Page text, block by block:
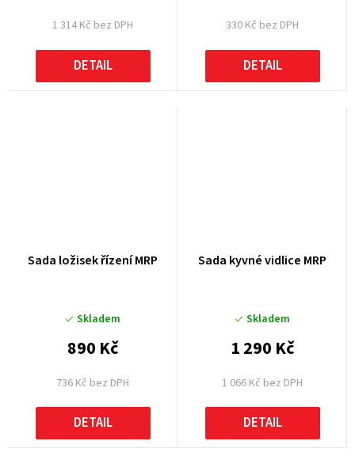
1 314 Kč bez DPH
DETAIL
330 Kč bez DPH
DETAIL
Sada ložisek řízení MRP
Skladem
736 Kč bez DPH
890 Kč
DETAIL
Sada kyvné vidlice MRP
Skladem
1 066 Kč bez DPH
1 290 Kč
DETAIL